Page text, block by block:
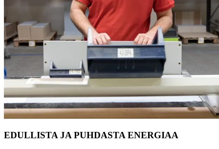
EDULLISTA JA PUHDASTA ENERGIAA